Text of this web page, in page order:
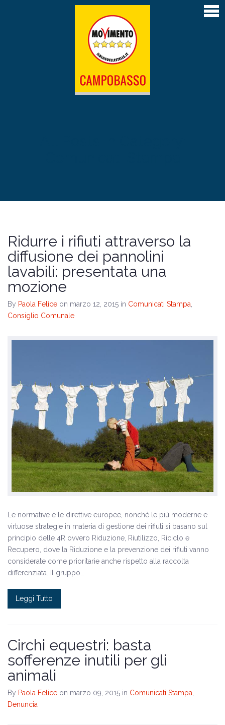
Amministrative 2024
Ridurre i rifiuti attraverso la
diffusione dei pannolini
lavabili: presentata una
mozione
By Paola Felice on marzo 12, 2015 in Comunicati Stampa
Consiglio Comunale
Le normative e le direttive europee, nonché le più moderne e
virtuose strategie in materia di gestione dei rifiuti si basano sul
principio delle 4R ovvero Riduzione, Riutilizzo, Riciclo e
Recupero, dove la Riduzione e la prevenzione dei rifiuti vanno
considerate come prioritarie anche rispetto alla raccolta
differenziata. Il gruppo…
Leggi Tutto
Circhi equestri: basta
sofferenze inutili per gli
animali
By Paola Felice on marzo 09, 2015 in Comunicati Stampa,
Denuncia